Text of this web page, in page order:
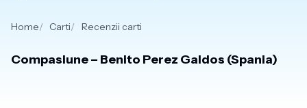
Home Carti Recenzii carti
Compasiune – Benito Perez Galdos (Spania)